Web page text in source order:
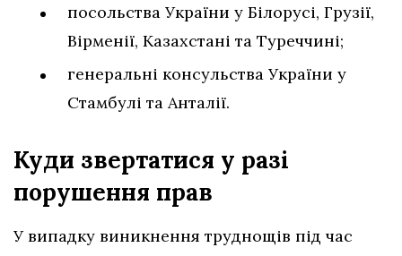
посольства України у Білорусі, Грузії,
Вірменії, Казахстані та Туреччині;
генеральні консульства України у
Стамбулі та Анталії.
Куди звертатися у разі
порушення прав
У випадку виникнення труднощів під час